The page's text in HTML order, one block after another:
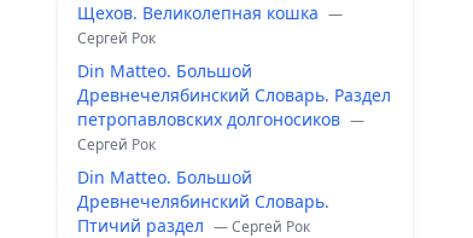
Щехов. Великолепная кошка —
Сергей Рок
Din Matteo. Большой
Древнечелябинский Словарь. Раздел
петропавловских долгоносиков —
Сергей Рок
Din Matteo. Большой
Древнечелябинский Словарь.
Птичий раздел — Сергей Рок